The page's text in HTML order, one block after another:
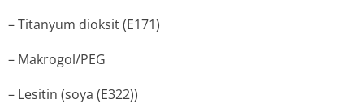
– Titanyum dioksit (E171)
– Makrogol/PEG
– Lesitin (soya (E322))